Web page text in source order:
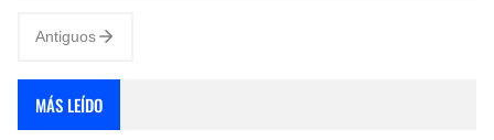
Antiguos
MÁS LEÍDO